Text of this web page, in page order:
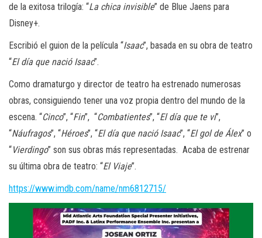
de la exitosa trilogía: “La chica invisible” de Blue Jaens para
Disney+.
Escribió el guion de la película “Isaac”, basada en su obra de teatro
“El día que nació Isaac”.
Como dramaturgo y director de teatro ha estrenado numerosas
obras, consiguiendo tener una voz propia dentro del mundo de la
escena. “Cinco”, “Fin”, “Combatientes”, “El día que te vi”,
“Náufragos”, “Héroes”, “El día que nació Isaac”, “El gol de Álex” o
“Vierdingo” son sus obras más representadas. Acaba de estrenar
su última obra de teatro: “El Viaje”.
https://www.imdb.com/name/nm6812715/